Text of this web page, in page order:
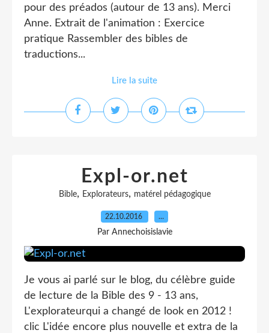
pour des préados (autour de 13 ans). Merci
Anne. Extrait de l'animation : Exercice
pratique Rassembler des bibles de
traductions...
Lire la suite
Expl-or.net
Bible, Explorateurs, matérel pédagogique
22.10.2016 …
Par Annechoisislavie
Je vous ai parlé sur le blog, du célèbre guide
de lecture de la Bible des 9 - 13 ans,
L'explorateurqui a changé de look en 2012 !
clic L'idée encore plus nouvelle et extra de la